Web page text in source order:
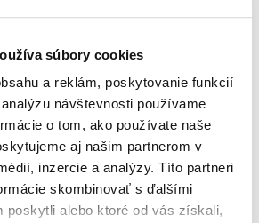
súbory cookies
a reklám, poskytovanie funkcií
návštevnosti používame
o tom, ako používate naše
aj našim partnerom v
inzercie a analýzy. Títo partneri
skombinovať s ďalšími
poskytli alebo ktoré od vás získali,
Hríbiková
Director, PHD